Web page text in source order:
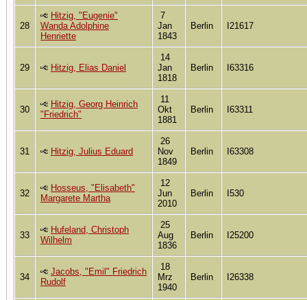
28
Hitzig, "Eugenie"
Wanda Adolphine
Henriette
7
Jan
1843
Berlin I21617
29 Hitzig, Elias Daniel
14
Jan
1818
Berlin I63316
30
Hitzig, Georg Heinrich
"Friedrich"
11
Okt
1881
Berlin I63311
31 Hitzig, Julius Eduard
26
Nov
1849
Berlin I63308
32
Hosseus, "Elisabeth"
Margarete Martha
12
Jun
2010
Berlin I530
33
Hufeland, Christoph
Wilhelm
25
Aug
1836
Berlin I25200
34
Jacobs, "Emil" Friedrich
Rudolf
18
Mrz
1940
Berlin I26338